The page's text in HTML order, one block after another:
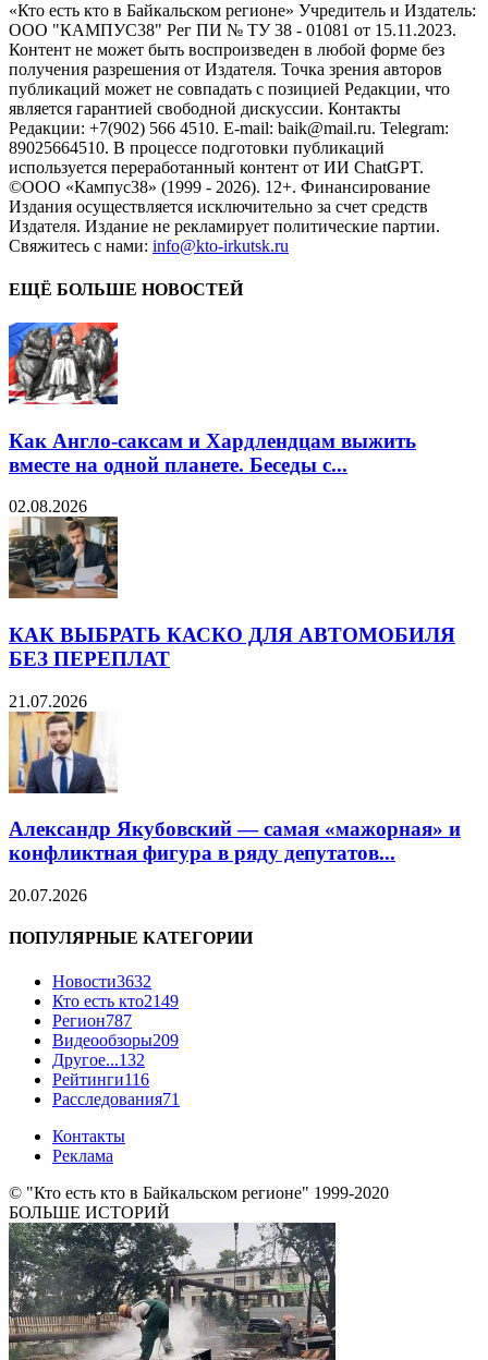
«Кто есть кто в Байкальском регионе» Учредитель и Издатель:
ООО "КАМПУС38" Рег ПИ № ТУ 38 - 01081 от 15.11.2023.
Контент не может быть воспроизведен в любой форме без
получения разрешения от Издателя. Точка зрения авторов
публикаций может не совпадать с позицией Редакции, что
является гарантией свободной дискуссии. Контакты
Редакции: +7(902) 566 4510. E-mail: baik@mail.ru. Telegram:
89025664510. В процессе подготовки публикаций
используется переработанный контент от ИИ ChatGPT.
©ООО «Кампус38» (1999 - 2026). 12+. Финансирование
Издания осуществляется исключительно за счет средств
Издателя. Издание не рекламирует политические партии.
Свяжитесь с нами: info@kto-irkutsk.ru
ЕЩЁ БОЛЬШЕ НОВОСТЕЙ
Как Англо-саксам и Хардлендцам выжить
вместе на одной планете. Беседы с...
02.08.2026
КАК ВЫБРАТЬ КАСКО ДЛЯ АВТОМОБИЛЯ
БЕЗ ПЕРЕПЛАТ
21.07.2026
Александр Якубовский — самая «мажорная» и
конфликтная фигура в ряду депутатов...
20.07.2026
ПОПУЛЯРНЫЕ КАТЕГОРИИ
Новости3632
Кто есть кто2149
Регион787
Видеообзоры209
Другое...132
Рейтинги116
Расследования71
Контакты
Реклама
© "Кто есть кто в Байкальском регионе" 1999-2020
БОЛЬШЕ ИСТОРИЙ